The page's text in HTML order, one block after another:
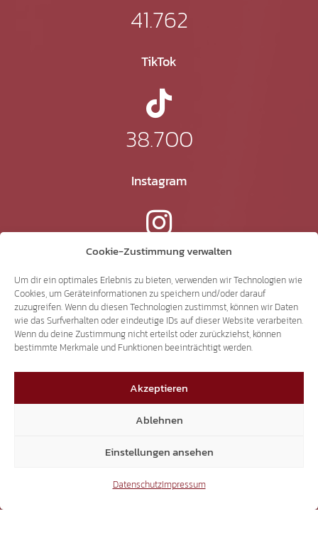
Cookie-Zustimmung verwalten
Um dir ein optimales Erlebnis zu bieten, verwenden wir Technologien wie
Cookies, um Geräteinformationen zu speichern und/oder darauf
zuzugreifen. Wenn du diesen Technologien zustimmst, können wir Daten
wie das Surfverhalten oder eindeutige IDs auf dieser Website verarbeiten.
Wenn du deine Zustimmung nicht erteilst oder zurückziehst, können
bestimmte Merkmale und Funktionen beeinträchtigt werden.
Akzeptieren
Ablehnen
Einstellungen ansehen
DatenschutzImpressum
41.762
TikTok
38.700
Instagram
15.300
YouTube
15.300
Mitglieder
6.370